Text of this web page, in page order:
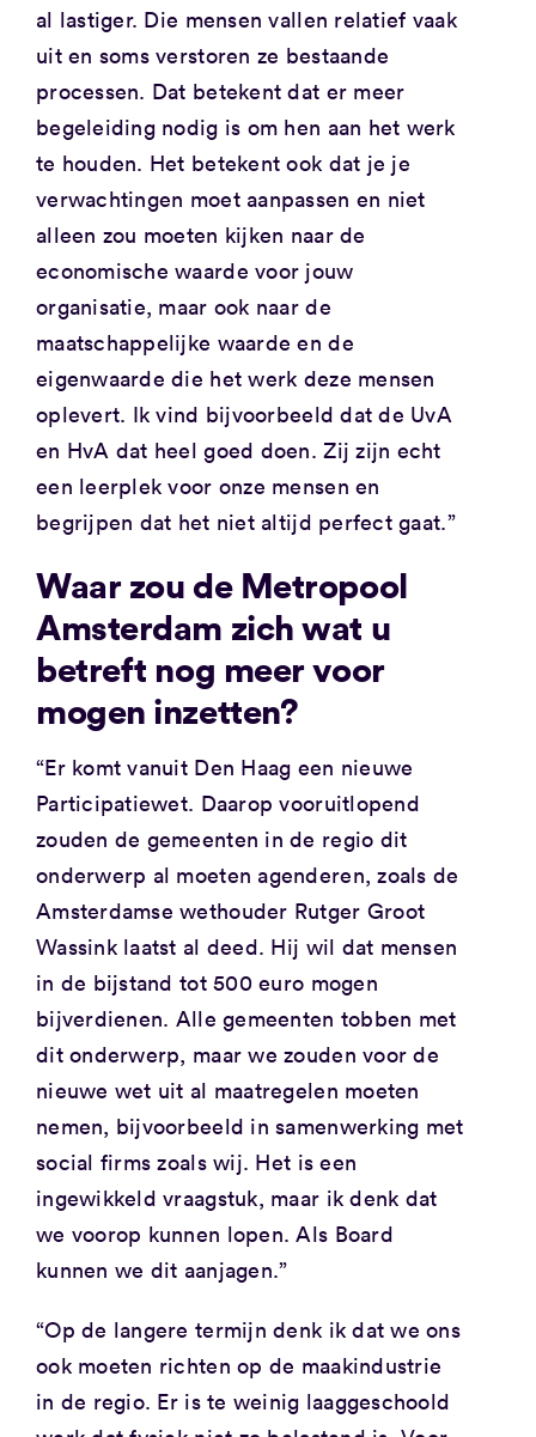
al lastiger. Die mensen vallen relatief vaak
uit en soms verstoren ze bestaande
processen. Dat betekent dat er meer
begeleiding nodig is om hen aan het werk
te houden. Het betekent ook dat je je
verwachtingen moet aanpassen en niet
alleen zou moeten kijken naar de
economische waarde voor jouw
organisatie, maar ook naar de
maatschappelijke waarde en de
eigenwaarde die het werk deze mensen
oplevert. Ik vind bijvoorbeeld dat de UvA
en HvA dat heel goed doen. Zij zijn echt
een leerplek voor onze mensen en
begrijpen dat het niet altijd perfect gaat.”
Waar zou de Metropool
Amsterdam zich wat u
betreft nog meer voor
mogen inzetten?
“Er komt vanuit Den Haag een nieuwe
Participatiewet. Daarop vooruitlopend
zouden de gemeenten in de regio dit
onderwerp al moeten agenderen, zoals de
Amsterdamse wethouder Rutger Groot
Wassink laatst al deed. Hij wil dat mensen
in de bijstand tot 500 euro mogen
bijverdienen. Alle gemeenten tobben met
dit onderwerp, maar we zouden voor de
nieuwe wet uit al maatregelen moeten
nemen, bijvoorbeeld in samenwerking met
social firms zoals wij. Het is een
ingewikkeld vraagstuk, maar ik denk dat
we voorop kunnen lopen. Als Board
kunnen we dit aanjagen.”
“Op de langere termijn denk ik dat we ons
ook moeten richten op de maakindustrie
in de regio. Er is te weinig laaggeschoold